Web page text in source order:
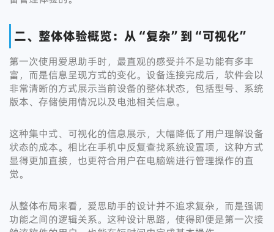
二、整体体验概览：从“复杂”到“可视化”
第一次使用爱思助手时，最直观的感受并不是功能有多丰
富，而是信息呈现方式的变化。设备连接完成后，软件会以
非常清晰的方式展示当前设备的整体状态，包括型号、系统
版本、存储使用情况以及电池相关信息。
这种集中式、可视化的信息展示，大幅降低了用户理解设备
状态的成本。相比在手机中反复查找系统设置项，这种方式
显得更加直接，也更符合用户在电脑端进行管理操作的直
觉。
从整体布局来看，爱思助手的设计并不追求复杂，而是强调
功能之间的逻辑关系。这种设计思路，使得即便是第一次接